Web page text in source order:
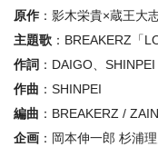
原作：影木栄貴×蔵王大
主題歌 ：BREAKERZ「
作詞 ：DAIGO、SHINPEI
作曲 ：SHINPEI
編曲 ：BREAKERZ /
企画 ：岡本伸一郎 杉浦